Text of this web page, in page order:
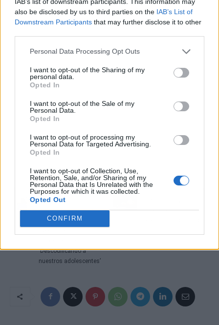
also be disclosed by us to third parties on the IAB’s List of
Downstream Participants that may further disclose it to other
Personal Data Processing Opt Outs
I want to opt-out of the Sharing of my
personal data.
Opted In
I want to opt-out of the Sale of my
Personal Data.
Opted In
I want to opt-out of processing my
Personal Data for Targeted Advertising.
Opted In
I want to opt-out of Collection, Use,
Retention, Sale, and/or Sharing of my
Personal Data that Is Unrelated with the
Purposes for which it was collected.
Opted Out
CONFIRM
Publicidad
Artículo anterior
Alberto Gómez
Granados invita a los
lectores a reflexionar
‘Descodificando a
nuestros adolescentes’
revolución del fitness